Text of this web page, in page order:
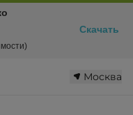
Москва
Скачать